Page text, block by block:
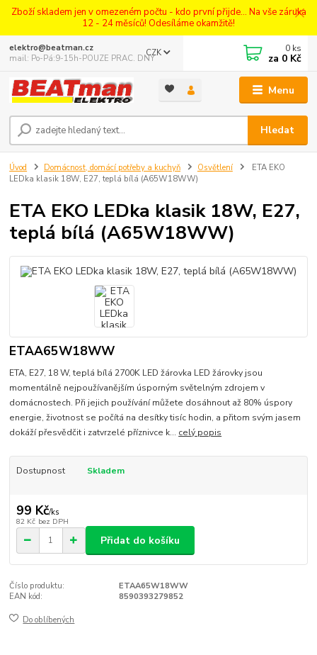
Zboží skladem jen v omezeném počtu - kdo první přijde... Na vše záruka
12 - 24 měsíců! Odesíláme okamžitě!
Menu
CZK
Hledat
elektro@beatman.cz
mail: Po-Pá:9-15h-POUZE PRAC. DNY
0 ks
za 0 Kč
Úvod Domácnost, domácí potřeby a kuchyň Osvětlení
ETA EKO
LEDka klasik 18W, E27, teplá bílá (A65W18WW)
ETA EKO LEDka klasik 18W, E27,
teplá bílá (A65W18WW)
ETAA65W18WW
ETA, E27, 18 W, teplá bílá 2700K LED žárovka LED žárovky jsou
momentálně nejpoužívanějším úsporným světelným zdrojem v
domácnostech. Při jejich používání můžete dosáhnout až 80% úspory
energie, životnost se počítá na desítky tisíc hodin, a přitom svým jasem
dokáží přesvědčit i zatvrzelé příznivce k... celý popis
Dostupnost Skladem
99 Kč/ks
82 Kč bez DPH
Přidat do košíku
Číslo produktu:
ETAA65W18WW
EAN kód:
8590393279852
Do oblíbených